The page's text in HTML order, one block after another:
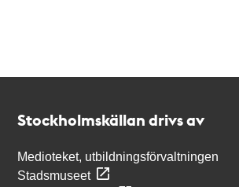
Stockholmskällan drivs av
Medioteket, utbildningsförvaltningen
Stadsmuseet